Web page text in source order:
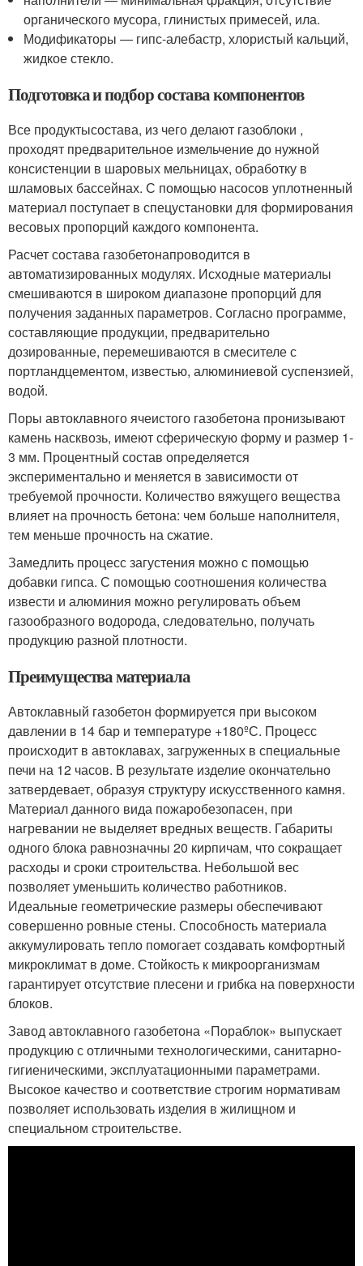
органического мусора, глинистых примесей, ила.
Модификаторы — гипс-алебастр, хлористый кальций,
жидкое стекло.
Подготовка и подбор состава компонентов
Все продуктысостава, из чего делают газоблоки ,
проходят предварительное измельчение до нужной
консистенции в шаровых мельницах, обработку в
шламовых бассейнах. С помощью насосов уплотненный
материал поступает в спецустановки для формирования
весовых пропорций каждого компонента.
Расчет состава газобетонапроводится в
автоматизированных модулях. Исходные материалы
смешиваются в широком диапазоне пропорций для
получения заданных параметров. Согласно программе,
составляющие продукции, предварительно
дозированные, перемешиваются в смесителе с
портландцементом, известью, алюминиевой суспензией,
водой.
Поры автоклавного ячеистого газобетона пронизывают
камень насквозь, имеют сферическую форму и размер 1-
3 мм. Процентный состав определяется
экспериментально и меняется в зависимости от
требуемой прочности. Количество вяжущего вещества
влияет на прочность бетона: чем больше наполнителя,
тем меньше прочность на сжатие.
Замедлить процесс загустения можно с помощью
добавки гипса. С помощью соотношения количества
извести и алюминия можно регулировать объем
газообразного водорода, следовательно, получать
продукцию разной плотности.
Преимущества материала
Автоклавный газобетон формируется при высоком
давлении в 14 бар и температуре +180ºС. Процесс
происходит в автоклавах, загруженных в специальные
печи на 12 часов. В результате изделие окончательно
затвердевает, образуя структуру искусственного камня.
Материал данного вида пожаробезопасен, при
нагревании не выделяет вредных веществ. Габариты
одного блока равнозначны 20 кирпичам, что сокращает
расходы и сроки строительства. Небольшой вес
позволяет уменьшить количество работников.
Идеальные геометрические размеры обеспечивают
совершенно ровные стены. Способность материала
аккумулировать тепло помогает создавать комфортный
микроклимат в доме. Стойкость к микроорганизмам
гарантирует отсутствие плесени и грибка на поверхности
блоков.
Завод автоклавного газобетона «Пораблок» выпускает
продукцию с отличными технологическими, санитарно-
гигиеническими, эксплуатационными параметрами.
Высокое качество и соответствие строгим нормативам
позволяет использовать изделия в жилищном и
специальном строительстве.